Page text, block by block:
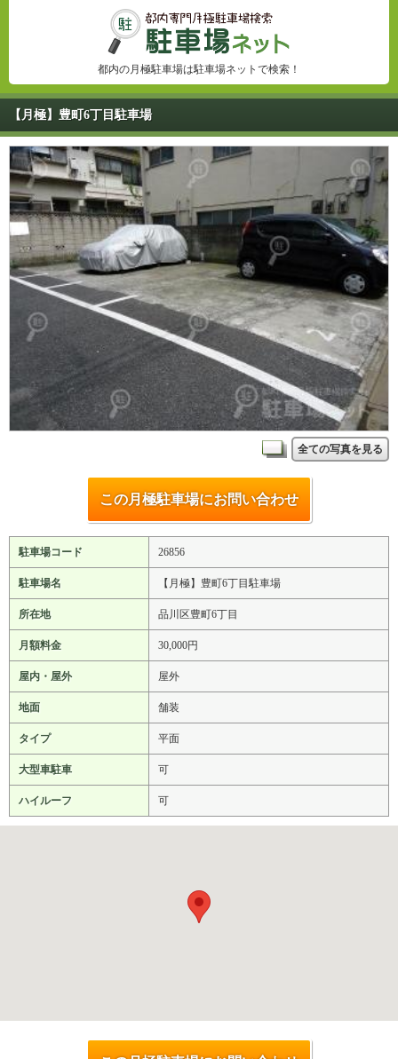
都内の月極駐車場は駐車場ネットで検索！
【月極】豊町6丁目駐車場
全ての写真を見る
この月極駐車場にお問い合わせ
駐車場コード 26856
駐車場名 【月極】豊町6丁目駐車場
所在地 品川区豊町6丁目
月額料金 30,000円
屋内・屋外 屋外
地面 舗装
タイプ 平面
大型車駐車 可
ハイルーフ 可